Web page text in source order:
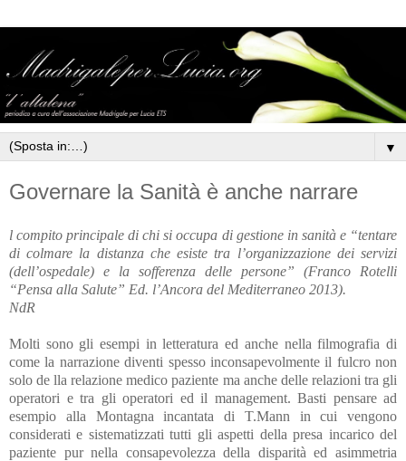
▼
Governare la Sanità è anche narrare
l compito principale di chi si occupa di gestione in sanità e “tentare
di colmare la distanza che esiste tra l’organizzazione dei servizi
(dell’ospedale) e la sofferenza delle persone” (Franco Rotelli
“Pensa alla Salute” Ed. l’Ancora del Mediterraneo 2013).
NdR
Molti sono gli esempi in letteratura ed anche nella filmografia di
come la narrazione diventi spesso inconsapevolmente il fulcro non
solo de lla relazione medico paziente ma anche delle relazioni tra gli
operatori e tra gli operatori ed il management. Basti pensare ad
esempio alla Montagna incantata di T.Mann in cui vengono
considerati e sistematizzati tutti gli aspetti della presa incarico del
paziente pur nella consapevolezza della disparità ed asimmetria